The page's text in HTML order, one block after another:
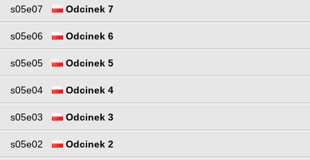
s05e07 Odcinek 7
s05e06 Odcinek 6
s05e05 Odcinek 5
s05e04 Odcinek 4
s05e03 Odcinek 3
s05e02 Odcinek 2